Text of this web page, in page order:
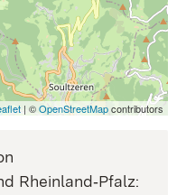
| ©OpenStreetMapcontributors
Rheinland‑Pfalz: